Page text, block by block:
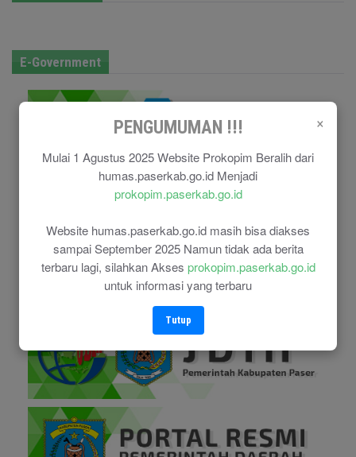
×
PENGUMUMAN !!!
Mulai 1 Agustus 2025 Website Prokopim Beralih dari
humas.paserkab.go.id Menjadi
prokopim.paserkab.go.id
Website humas.paserkab.go.id masih bisa diakses
sampai September 2025 Namun tidak ada berita
terbaru lagi, silahkan Akses prokopim.paserkab.go.id
untuk informasi yang terbaru
Tutup
E-Government